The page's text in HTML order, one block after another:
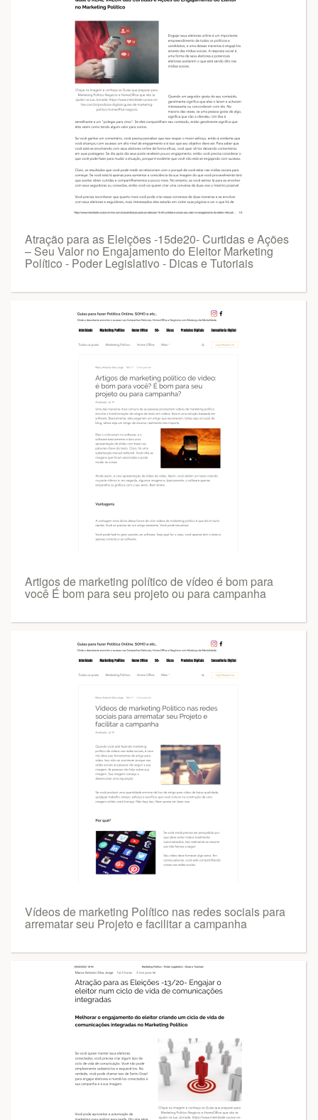
Atração para as Eleições -15de20- Curtidas e Ações
– Seu Valor no Engajamento do Eleitor Marketing
Político - Poder Legislativo - Dicas e Tutoriais
Artigos de marketing político de vídeo é bom para
você É bom para seu projeto ou para campanha
Vídeos de marketing Político nas redes sociais para
arrematar seu Projeto e facilitar a campanha